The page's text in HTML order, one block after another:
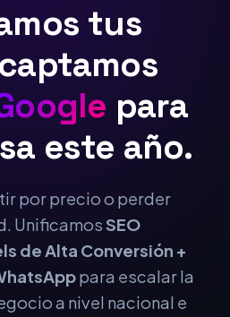
tus
tu
año.
por precio o perder
UnificamosSEO
de Alta Conversión +
para escalar la
a nivel nacional e